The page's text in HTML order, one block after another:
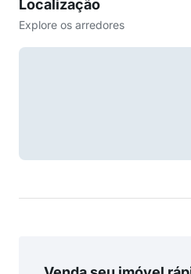
Localização
Explore os arredores